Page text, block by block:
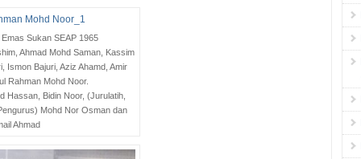
Sukan SEAP 1965
Ahmad Mohd Saman, Kassim
Ismon Bajuri, Aziz Ahamd, Amir
Rahman Mohd Noor.
Hassan, Bidin Noor, (Jurulatih,
Mohd Nor Osman dan
Ahmad